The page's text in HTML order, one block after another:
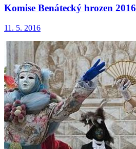
Komise Benátecký hrozen 2016
11. 5. 2016